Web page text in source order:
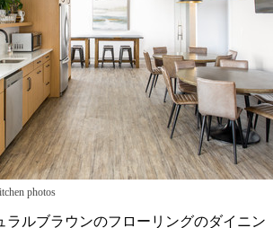
photos
ラルブラウンのフローリングのダイニン